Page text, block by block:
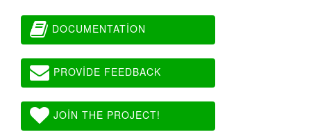
DOCUMENTATION
PROVIDE FEEDBACK
JOIN THE PROJECT!